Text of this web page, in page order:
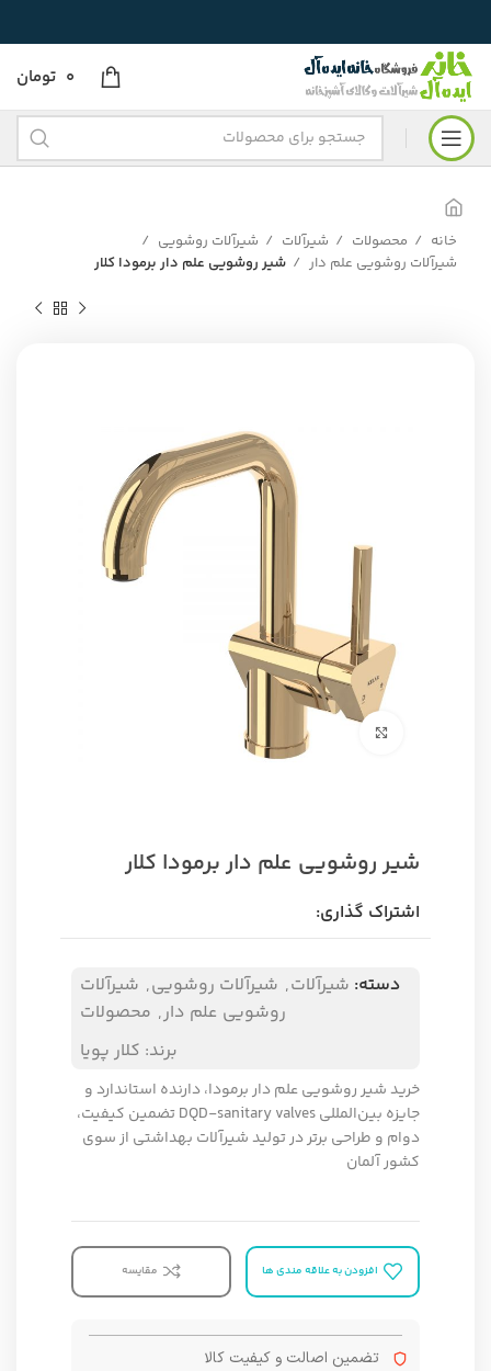
0 تومان
خانه محصولات شیرآلات
شیرآلات روشویی
شیرآلات روشویی علم دار
شیر روشویی علم دار برمودا کلار
برای بزرگنمایی کلیک کنید
شیر روشویی علم دار برمودا کلار
اشتراک گذاری:
دسته: شیرآلات, شیرآلات روشویی, شیرآلات
روشویی علم دار, محصولات
برند: کلار پویا
خرید شیر روشویی علم دار برمودا، دارنده استاندارد و
جایزه بین‌المللی DQD-sanitary valves تضمین کیفیت،
دوام و طراحی برتر در تولید شیرآلات بهداشتی از سوی
کشور آلمان
افزودن به علاقه مندی ها مقایسه
تضمین اصالت و کیفیت کالا